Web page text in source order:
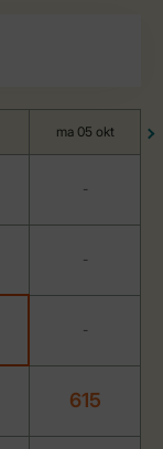
ma 05 okt
-
-
-
615